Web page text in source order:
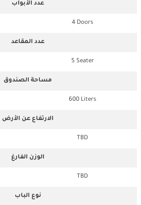
عدد الأبواب
4 Doors
عدد المقاعد
5 Seater
مساحة الصندوق
600 Liters
الارتفاع عن الأرض
TBD
الوزن الفارغ
TBD
نوع الباب